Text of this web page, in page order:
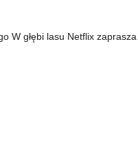
W głębi lasu Netflix